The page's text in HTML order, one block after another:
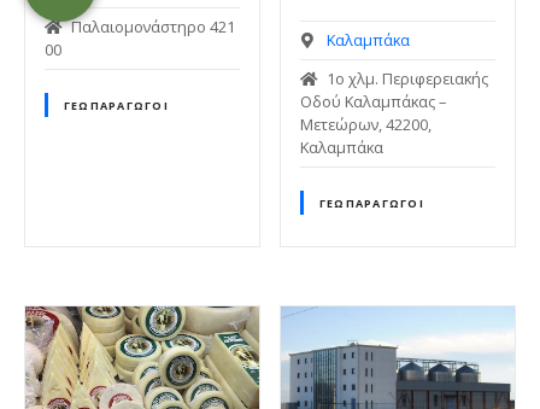
Παλαιομονάστηρο 421
00
ΓΕΩΠΑΡΑΓΩΓΟΊ
Καλαμπάκα
1ο χλμ. Περιφερειακής
Οδού Καλαμπάκας –
Μετεώρων, 42200,
Καλαμπάκα
ΓΕΩΠΑΡΑΓΩΓΟΊ